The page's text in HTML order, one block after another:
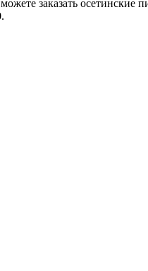
заказать осетинские